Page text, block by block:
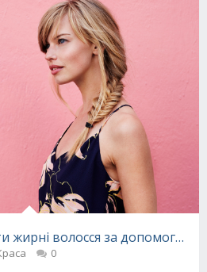
жирні волосся за допомогою
0